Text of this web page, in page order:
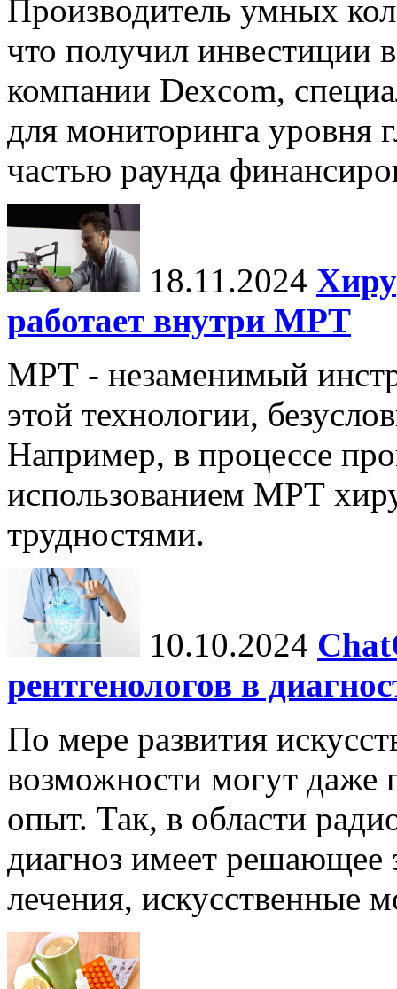
Производитель умных
что получил инвестиции
компании Dexcom,
для мониторинга уровня
частью раунда
18.11.2024
работает внутри МРТ
МРТ - незаменимый
этой технологии,
Например, в процессе
использованием МРТ
трудностями.
10.10.2024
рентгенологов в
По мере развития
возможности могут даже
опыт. Так, в области
диагноз имеет решающее
лечения, искусственные